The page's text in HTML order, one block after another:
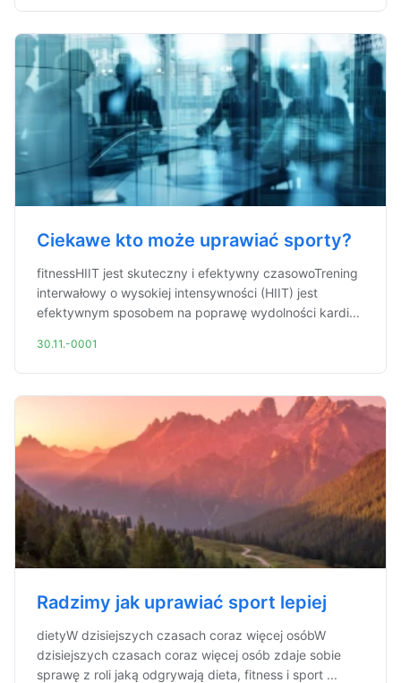
Ciekawe kto może uprawiać sporty?
fitnessHIIT jest skuteczny i efektywny czasowoTrening
interwałowy o wysokiej intensywności (HIIT) jest
efektywnym sposobem na poprawę wydolności kardi...
30.11.-0001
Radzimy jak uprawiać sport lepiej
dietyW dzisiejszych czasach coraz więcej osóbW
dzisiejszych czasach coraz więcej osób zdaje sobie
sprawę z roli jaką odgrywają dieta, fitness i sport ...